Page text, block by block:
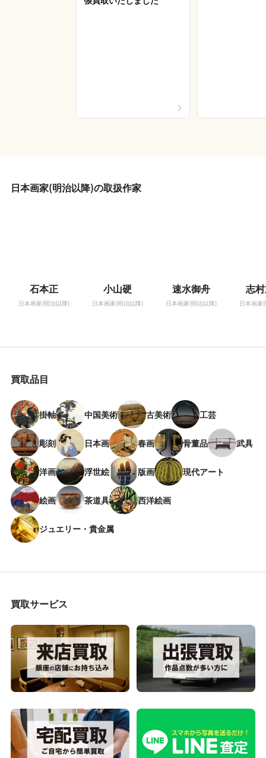
日本画家(明治以降)の取扱作家
石本正
日本画家(明治以降)
小山硬
日本画家(明治以降)
速水御舟
日本画家(明治以降)
志
日本画家
買取品目
掛軸 中国美術 古美術 工芸
彫刻 日本画 春画 骨董品 武具
洋画 浮世絵 版画 現代アート
絵画 茶道具 西洋絵画
ジュエリー・貴金属
買取サービス